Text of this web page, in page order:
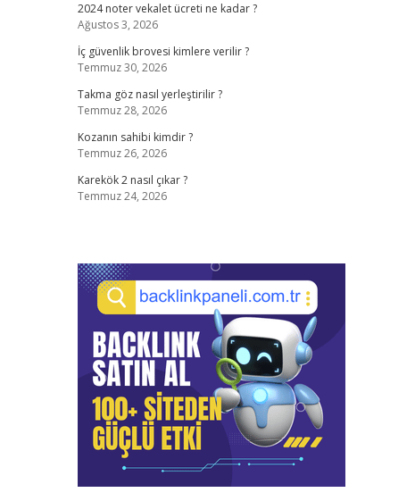
2024 noter vekalet ücreti ne kadar ?
Ağustos 3, 2026
İç güvenlik brovesi kimlere verilir ?
Temmuz 30, 2026
Takma göz nasıl yerleştirilir ?
Temmuz 28, 2026
Kozanın sahibi kimdir ?
Temmuz 26, 2026
Karekök 2 nasıl çıkar ?
Temmuz 24, 2026